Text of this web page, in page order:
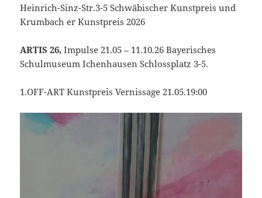
Heinrich-Sinz-Str.3-5 Schwäbischer Kunstpreis und
Krumbach er Kunstpreis 2026
ARTIS 26, Impulse 21.05 – 11.10.26 Bayerisches
Schulmuseum Ichenhausen Schlossplatz 3-5.
1.OFF-ART Kunstpreis Vernissage 21.05.19:00